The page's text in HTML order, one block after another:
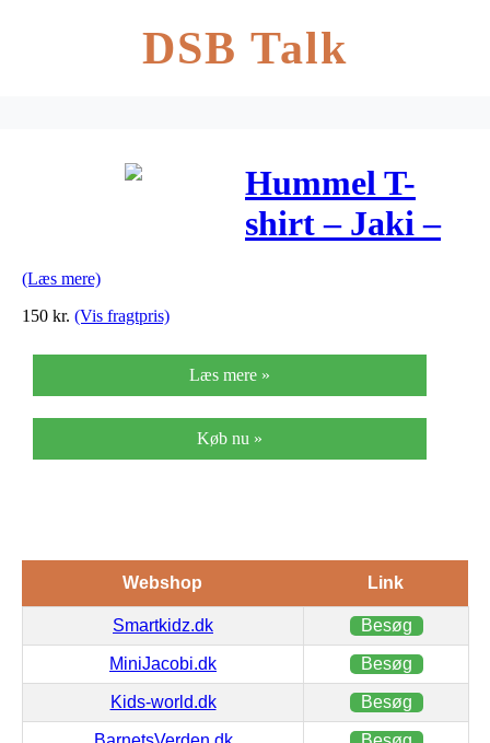
DSB Talk
Hummel T-
shirt – Jaki –
(Læs mere)
150 kr. (Vis fragtpris)
Læs mere »
Køb nu »
Webshop Link
Smartkidz.dk Besøg
MiniJacobi.dk Besøg
Kids-world.dk Besøg